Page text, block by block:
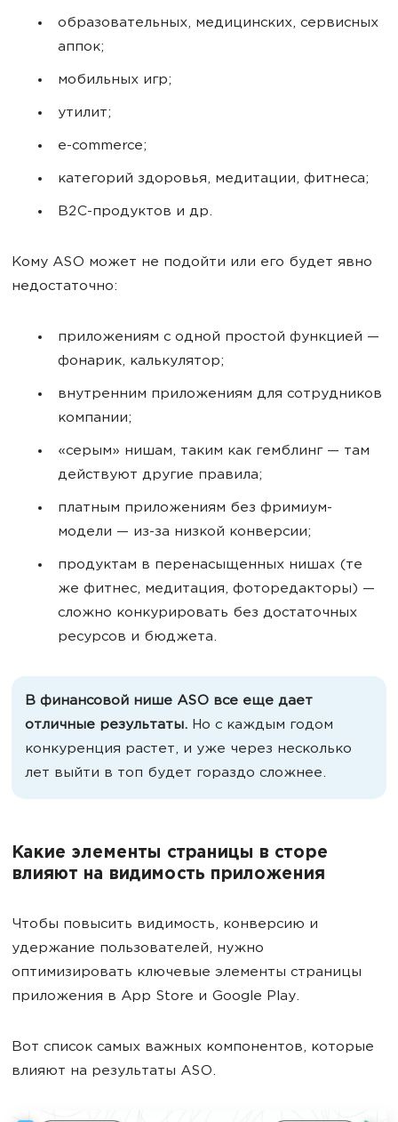
образовательных, медицинских, сервисных
аппок;
мобильных игр;
утилит;
e-commerce;
категорий здоровья, медитации, фитнеса;
B2C-продуктов и др.
Кому ASO может не подойти или его будет явно
недостаточно:
приложениям с одной простой функцией —
фонарик, калькулятор;
внутренним приложениям для сотрудников
компании;
«серым» нишам, таким как гемблинг — там
действуют другие правила;
платным приложениям без фримиум-
модели — из-за низкой конверсии;
продуктам в перенасыщенных нишах (те
же фитнес, медитация, фоторедакторы) —
сложно конкурировать без достаточных
ресурсов и бюджета.
В финансовой нише ASO все еще дает
отличные результаты. Но с каждым годом
конкуренция растет, и уже через несколько
лет выйти в топ будет гораздо сложнее.
Какие элементы страницы в сторе
влияют на видимость приложения
Чтобы повысить видимость, конверсию и
удержание пользователей, нужно
оптимизировать ключевые элементы страницы
приложения в App Store и Google Play.
Вот список самых важных компонентов, которые
влияют на результаты ASO.